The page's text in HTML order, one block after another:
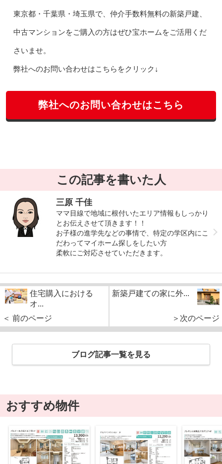
東京都・千葉県・埼玉県で、仲介手数料無料の新築戸建、
中古マンションをご購入の方はぜひ宝ホームをご活用くだ
さいませ。
弊社へのお問い合わせはこちらをクリック↓
弊社へのお問い合わせはこちら
この記事を書いた人
三原 千佳
ママ目線で地域に根付いたエリア情報もしっかり
とお伝えさせて頂きます！！
お子様の進学先などの事情で、特定の学区内にこ
だわってマイホーム探しをしたい方
柔軟にご対応させていただきます。
住宅購入における
オ...
＜ 前のページ
新築戸建ての家に外...
＞次のページ
ブログ記事一覧を見る
おすすめ物件